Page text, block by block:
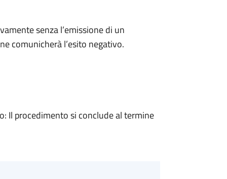
senza l’emissione di un
comunicherà l’esito negativo.
Il procedimento si conclude al termine